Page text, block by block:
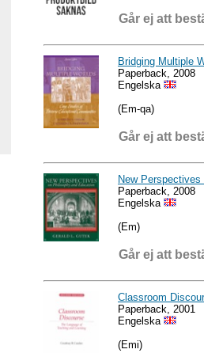
Går ej att
Bridging Multiple
Paperback, 2008
Engelska
(Em-qa)
Går ej att
New
Paperback, 2008
Engelska
(Em)
Går ej att
Classroom
Paperback, 2001
Engelska
(Emi)